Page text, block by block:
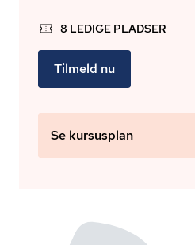
8 LEDIGE PLADSER
Tilmeld nu
Se kursusplan